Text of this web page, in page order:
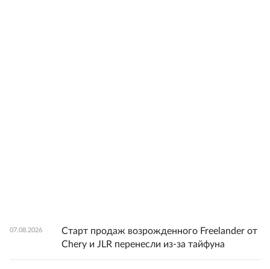
07.08.2026
Старт продаж возрожденного Freelander от
Chery и JLR перенесли из-за тайфуна